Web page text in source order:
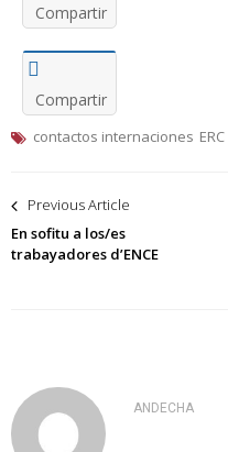
Compartir
Compartir
contactos internaciones ERC
Navegación
de
Previous Article
En sofitu a los/es
trabayadores d’ENCE
ANDECHA